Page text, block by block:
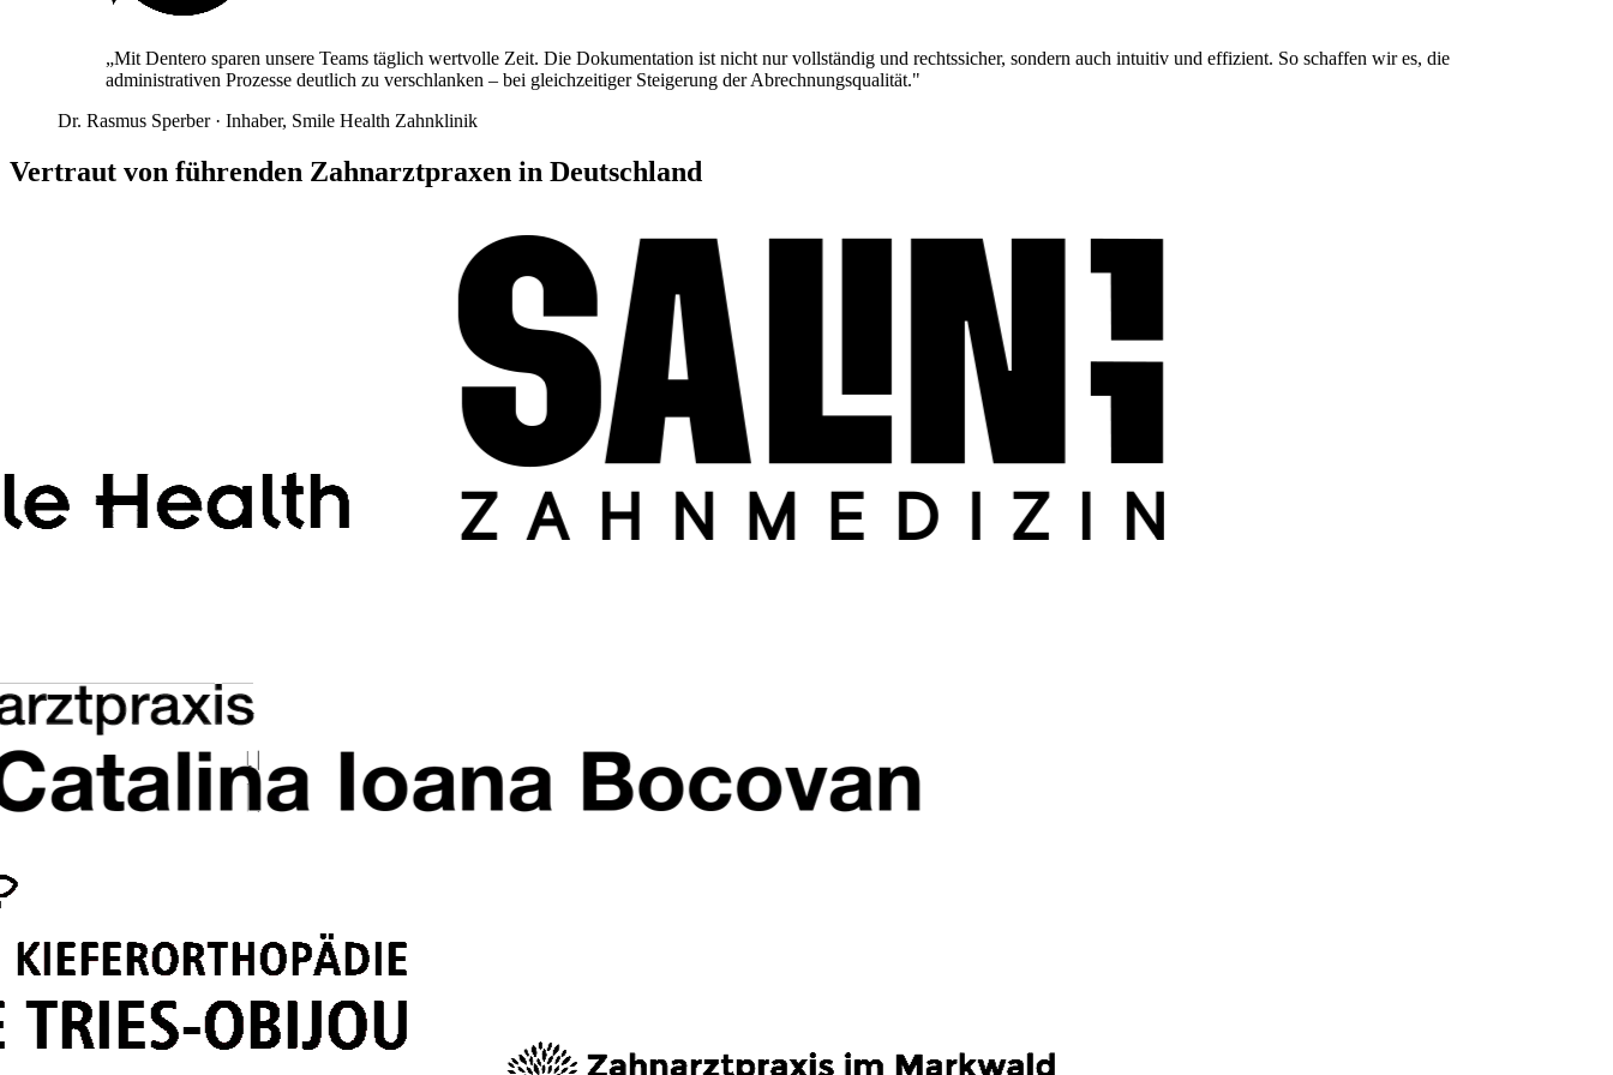
„Mit Dentero sparen unsere Teams täglich wertvolle Zeit. Die Dokumentation ist nicht nur vollständig und rechtssicher, sondern auch intuitiv und effizient. So schaffen wir es, die
administrativen Prozesse deutlich zu verschlanken – bei gleichzeitiger Steigerung der Abrechnungsqualität."
Dr. Rasmus Sperber · Inhaber, Smile Health Zahnklinik
Vertraut von führenden Zahnarztpraxen in Deutschland